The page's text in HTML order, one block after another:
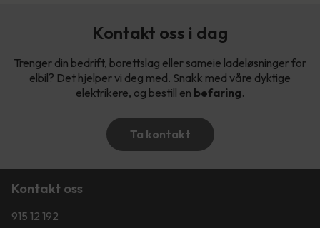
Kontakt oss i dag
Trenger din bedrift, borettslag eller sameie ladeløsninger for
elbil? Det hjelper vi deg med. Snakk med våre dyktige
elektrikere, og bestill en befaring.
Ta kontakt
Kontakt oss
915 12 192